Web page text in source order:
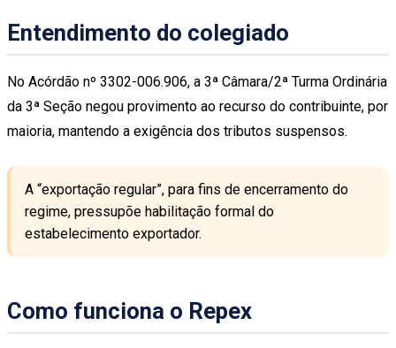
Entendimento do colegiado
No Acórdão nº 3302-006.906, a 3ª Câmara/2ª Turma Ordinária
da 3ª Seção negou provimento ao recurso do contribuinte, por
maioria, mantendo a exigência dos tributos suspensos.
A “exportação regular”, para fins de encerramento do
regime, pressupõe habilitação formal do
estabelecimento exportador.
Como funciona o Repex